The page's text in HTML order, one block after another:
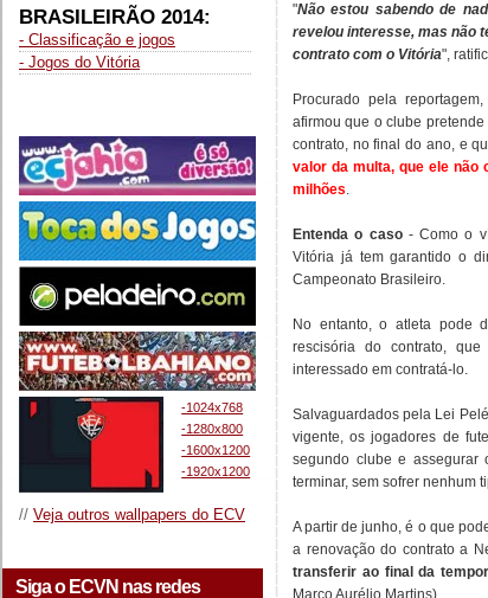
BRASILEIRÃO 2014:
- Classificação e jogos
- Jogos do Vitória
-1024x768
-1280x800
-1600x1200
-1920x1200
// Veja outros wallpapers do ECV
Siga o ECVN nas redes
"Não estou sabendo de
revelou interesse, mas não
contrato com o Vitória",
Procurado pela
afirmou que o clube
contrato, no final do ano, e
valor da multa, que ele não
milhões.
Entenda o caso- Como o
Vitória já tem garantido o
Campeonato Brasileiro.
No entanto, o atleta pode
rescisória do contrato, que
interessado em contratá-lo.
Salvaguardados pela Lei
vigente, os jogadores de
segundo clube e assegurar
terminar, sem sofrer nenhum
A partir de junho, é o que
a renovação do contrato a
transferir ao final da